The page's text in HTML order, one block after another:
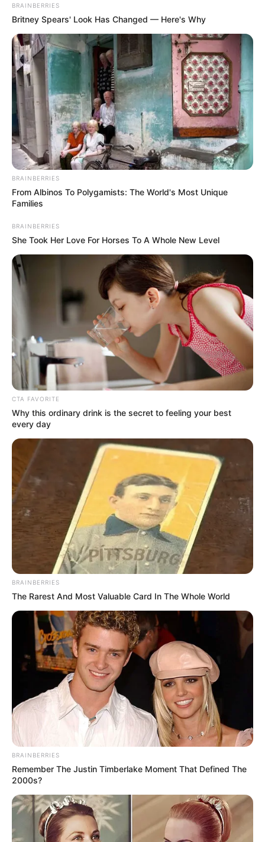
BRAINBERRIES
Britney Spears' Look Has Changed — Here's Why
BRAINBERRIES
From Albinos To Polygamists: The World's Most Unique
Families
BRAINBERRIES
She Took Her Love For Horses To A Whole New Level
CTA FAVORITE
Why this ordinary drink is the secret to feeling your best
every day
BRAINBERRIES
The Rarest And Most Valuable Card In The Whole World
BRAINBERRIES
Remember The Justin Timberlake Moment That Defined The
2000s?